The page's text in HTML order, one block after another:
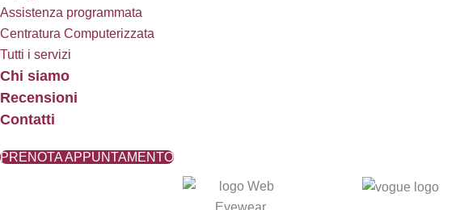
Assistenza programmata
Centratura Computerizzata
Tutti i servizi
Chi siamo
Recensioni
Contatti
PRENOTA APPUNTAMENTO